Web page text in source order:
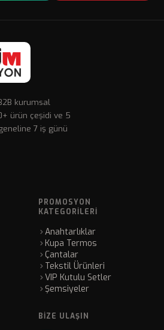
kurumsal
ürün çeşidi ve 5
7 iş günü
PROMOSYON
KATEGORILERI
Anahtarlıklar
Kupa Termos
Çantalar
Tekstil Ürünleri
VIP Kutulu Setler
Şemsiyeler
BIZE ULAŞIN